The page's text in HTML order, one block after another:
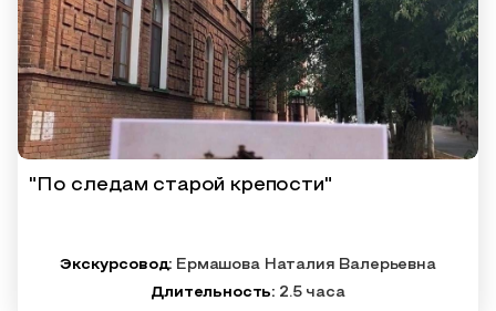
"По следам старой крепости"
Экскурсовод: Ермашова Наталия Валерьевна
Длительность: 2.5 часа